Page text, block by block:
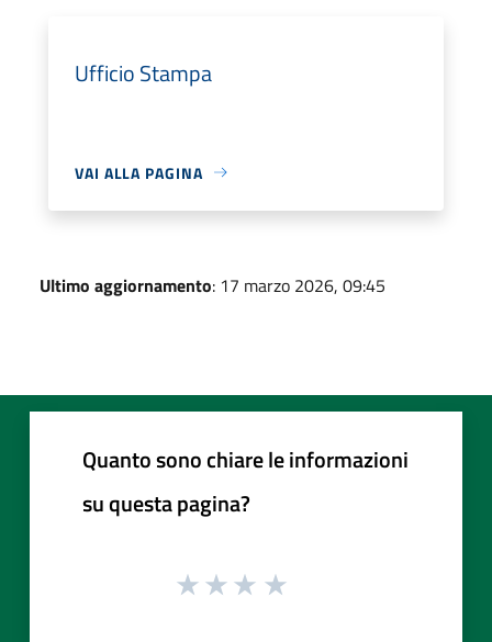
Ufficio Stampa
VAI ALLA PAGINA
Ultimo aggiornamento: 17 marzo 2026, 09:45
Quanto sono chiare le informazioni
su questa pagina?